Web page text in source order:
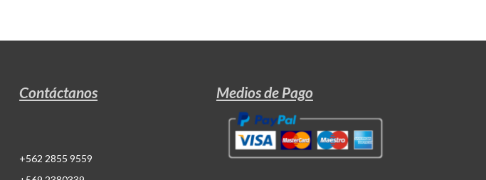
Contáctanos
+562 2855 9559
Medios de Pago